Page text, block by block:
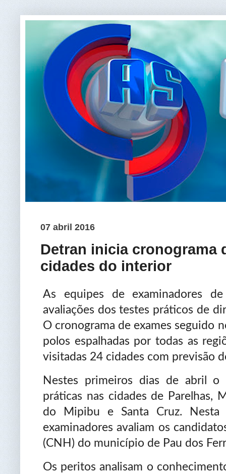
07 abril 2016
Detran inicia cronograma
cidades do interior
As equipes de examinadores
avaliações dos testes práticos de
O cronograma de exames seguido
polos espalhadas por todas as
visitadas 24 cidades com previsão
Nestes primeiros dias de abril o
práticas nas cidades de Parelhas,
do Mipibu e Santa Cruz.
examinadores avaliam os
(CNH) do município de Pau dos
Os peritos analisam o